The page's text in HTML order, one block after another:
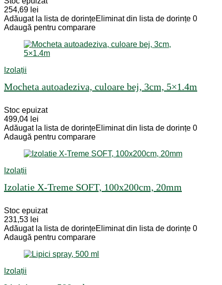
254,69 lei
Adăugat la lista de dorințeEliminat din lista de dorințe 0
Adaugă pentru comparare
Izolații
Mocheta autoadeziva, culoare bej, 3cm, 5×1.4m
Stoc epuizat
499,04 lei
Adăugat la lista de dorințeEliminat din lista de dorințe 0
Adaugă pentru comparare
Izolații
Izolatie X-Treme SOFT, 100x200cm, 20mm
Stoc epuizat
231,53 lei
Adăugat la lista de dorințeEliminat din lista de dorințe 0
Adaugă pentru comparare
Izolații